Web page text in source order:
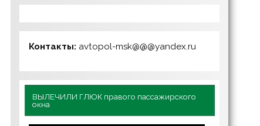
Контакты: avtopol-msk@@@yandex.ru
ВЫЛЕЧИЛИ ГЛЮК правого пассажирского
окна